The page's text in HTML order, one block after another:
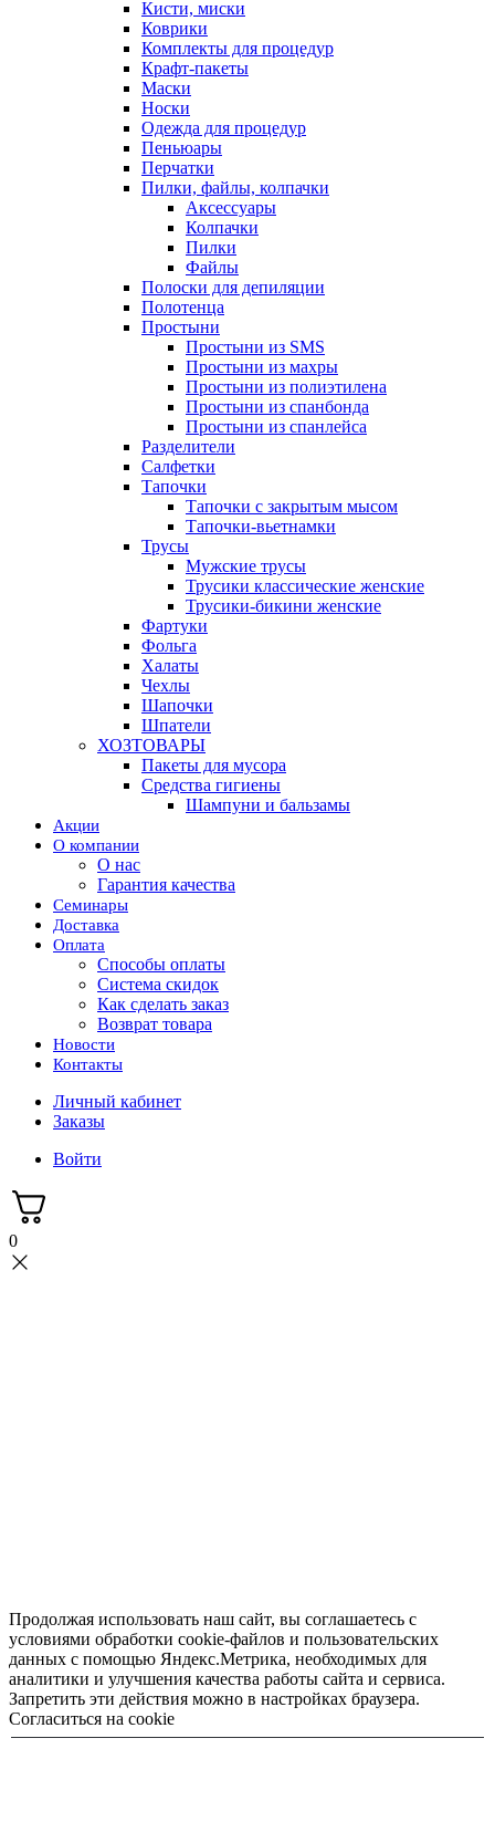
Кисти, миски
Коврики
Комплекты для процедур
Крафт-пакеты
Маски
Носки
Одежда для процедур
Пеньюары
Перчатки
Пилки, файлы, колпачки
Аксессуары
Колпачки
Пилки
Файлы
Полоски для депиляции
Полотенца
Простыни
Простыни из SMS
Простыни из махры
Простыни из полиэтилена
Простыни из спанбонда
Простыни из спанлейса
Разделители
Салфетки
Тапочки
Тапочки с закрытым мысом
Тапочки-вьетнамки
Трусы
Мужские трусы
Трусики классические женские
Трусики-бикини женские
Фартуки
Фольга
Халаты
Чехлы
Шапочки
Шпатели
ХОЗТОВАРЫ
Пакеты для мусора
Средства гигиены
Шампуни и бальзамы
Акции
О компании
О нас
Гарантия качества
Семинары
Доставка
Оплата
Способы оплаты
Система скидок
Как сделать заказ
Возврат товара
Новости
Контакты
Личный кабинет
Заказы
Войти
0
Продолжая использовать наш сайт, вы соглашаетесь с
условиями обработки cookie-файлов и пользовательских
данных с помощью Яндекс.Метрика, необходимых для
аналитики и улучшения качества работы сайта и сервиса.
Запретить эти действия можно в настройках браузера.
Согласиться на cookie